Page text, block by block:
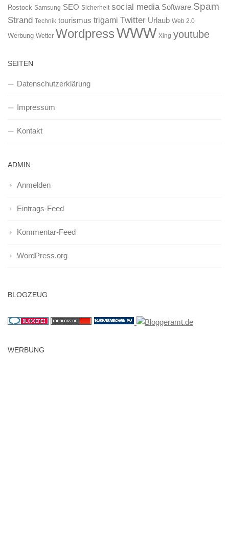
Rostock Samsung SEO Sicherheit social media Software Spam
Strand Technik tourismus trigami Twitter Urlaub Web 2.0
Werbung Wetter WordpressWWW Xing youtube
SEITEN
Datenschutzerklärung
Impressum
Kontakt
ADMIN
Anmelden
Eintrags-Feed
Kommentar-Feed
WordPress.org
BLOGZEUG
WERBUNG